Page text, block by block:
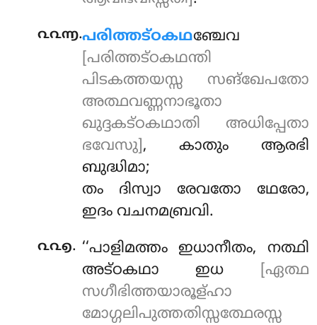
൨൨൬.പരിത്തട്ഠകഥഞ്ചേവ
[പരിത്തട്ഠകഥന്തി
പിടകത്തയസ്സ സങ്ഖേപതോ
അത്ഥവണ്ണനാഭൂതാ
ഖുദ്ദകട്ഠകഥാതി അധിപ്പേതാ
ഭവേസു] , കാതും ആരഭി
ബുദ്ധിമാ;
തം ദിസ്വാ രേവതോ ഥേരോ,
ഇദം വചനമബ്രവി.
൨൨൭. ‘‘പാളിമത്തം ഇധാനീതം, നത്ഥി
അട്ഠകഥാ ഇധ
[ഏത്ഥ
സഗീഭിത്തയാരൂള്ഹാ
മോഗ്ഗലിപുത്തതിസ്സത്ഥേരസ്സ